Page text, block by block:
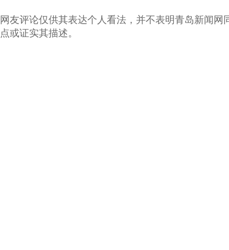
网友评论仅供其表达个人看法，并不表明青岛新闻网
点或证实其描述。